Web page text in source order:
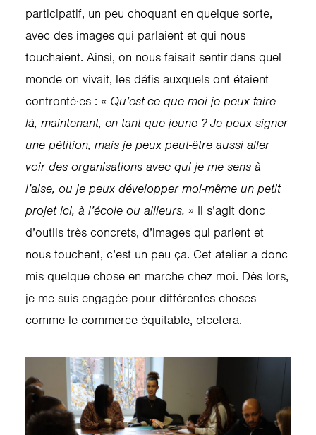
participatif, un peu choquant en quelque sorte,
avec des images qui parlaient et qui nous
touchaient. Ainsi, on nous faisait sentir dans quel
monde on vivait, les défis auxquels ont étaient
confronté·es : « Qu’est-ce que moi je peux faire
là, maintenant, en tant que jeune ? Je peux signer
une pétition, mais je peux peut-être aussi aller
voir des organisations avec qui je me sens à
l’aise, ou je peux développer moi-même un petit
projet ici, à l’école ou ailleurs. » Il s’agit donc
d’outils très concrets, d’images qui parlent et
nous touchent, c’est un peu ça. Cet atelier a donc
mis quelque chose en marche chez moi. Dès lors,
je me suis engagée pour différentes choses
comme le commerce équitable, etcetera.